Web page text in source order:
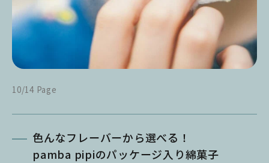
10/14 Page
色んなフレーバーから選べる！
pamba pipiのパッケージ入り綿菓子